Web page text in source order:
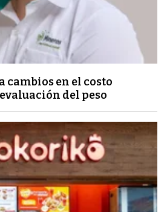
cambios en el costo
del peso